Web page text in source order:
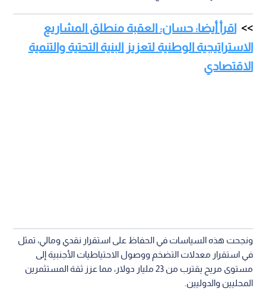
اقرأ أيضا: حسان: العقبة منطلق المشاريع
الاستراتيجية الوطنية لتعزيز البنية التحتية والتنمية
الاقتصادي
ونجحت هذه السياسات في الحفاظ على استقرار نقدي ومالي، تمثل
في استقرار معدلات التضخم ووصول الاحتياطيات الأجنبية إلى
مستوى مريح يقترب من 23 مليار دولار، مما عزز ثقة المستثمرين
المحليين والدوليين.